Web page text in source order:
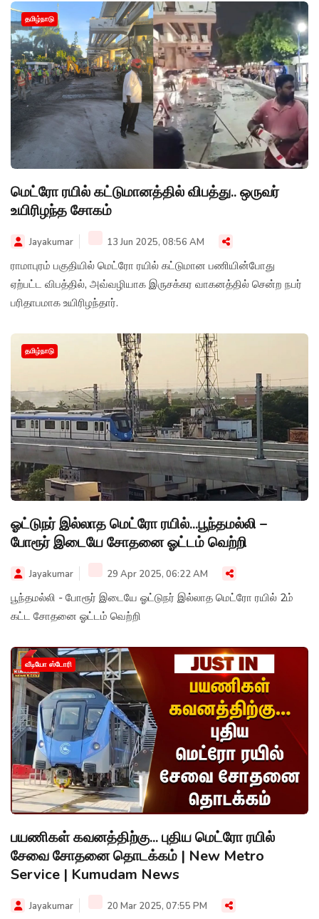
தமிழ்நாடு
மெட்ரோ ரயில் கட்டுமானத்தில் விபத்து.. ஒருவர்
உயிரிழந்த சோகம்
Jayakumar 13 Jun 2025, 08:56 AM
ராமாபுரம் பகுதியில் மெட்ரோ ரயில் கட்டுமான பணியின்போது
ஏற்பட்ட விபத்தில், அவ்வழியாக இருசக்கர வாகனத்தில் சென்ற நபர்
பரிதாபமாக உயிரிழந்தார்.
தமிழ்நாடு
ஓட்டுநர் இல்லாத மெட்ரோ ரயில்...பூந்தமல்லி –
போரூர் இடையே சோதனை ஓட்டம் வெற்றி
Jayakumar 29 Apr 2025, 06:22 AM
பூந்தமல்லி - போரூர் இடையே ஓட்டுநர் இல்லாத மெட்ரோ ரயில் 2ம்
கட்ட சோதனை ஓட்டம் வெற்றி
வீடியோ ஸ்டோரி
பயணிகள் கவனத்திற்கு... புதிய மெட்ரோ ரயில்
சேவை சோதனை தொடக்கம் | New Metro
Service | Kumudam News
Jayakumar 20 Mar 2025, 07:55 PM